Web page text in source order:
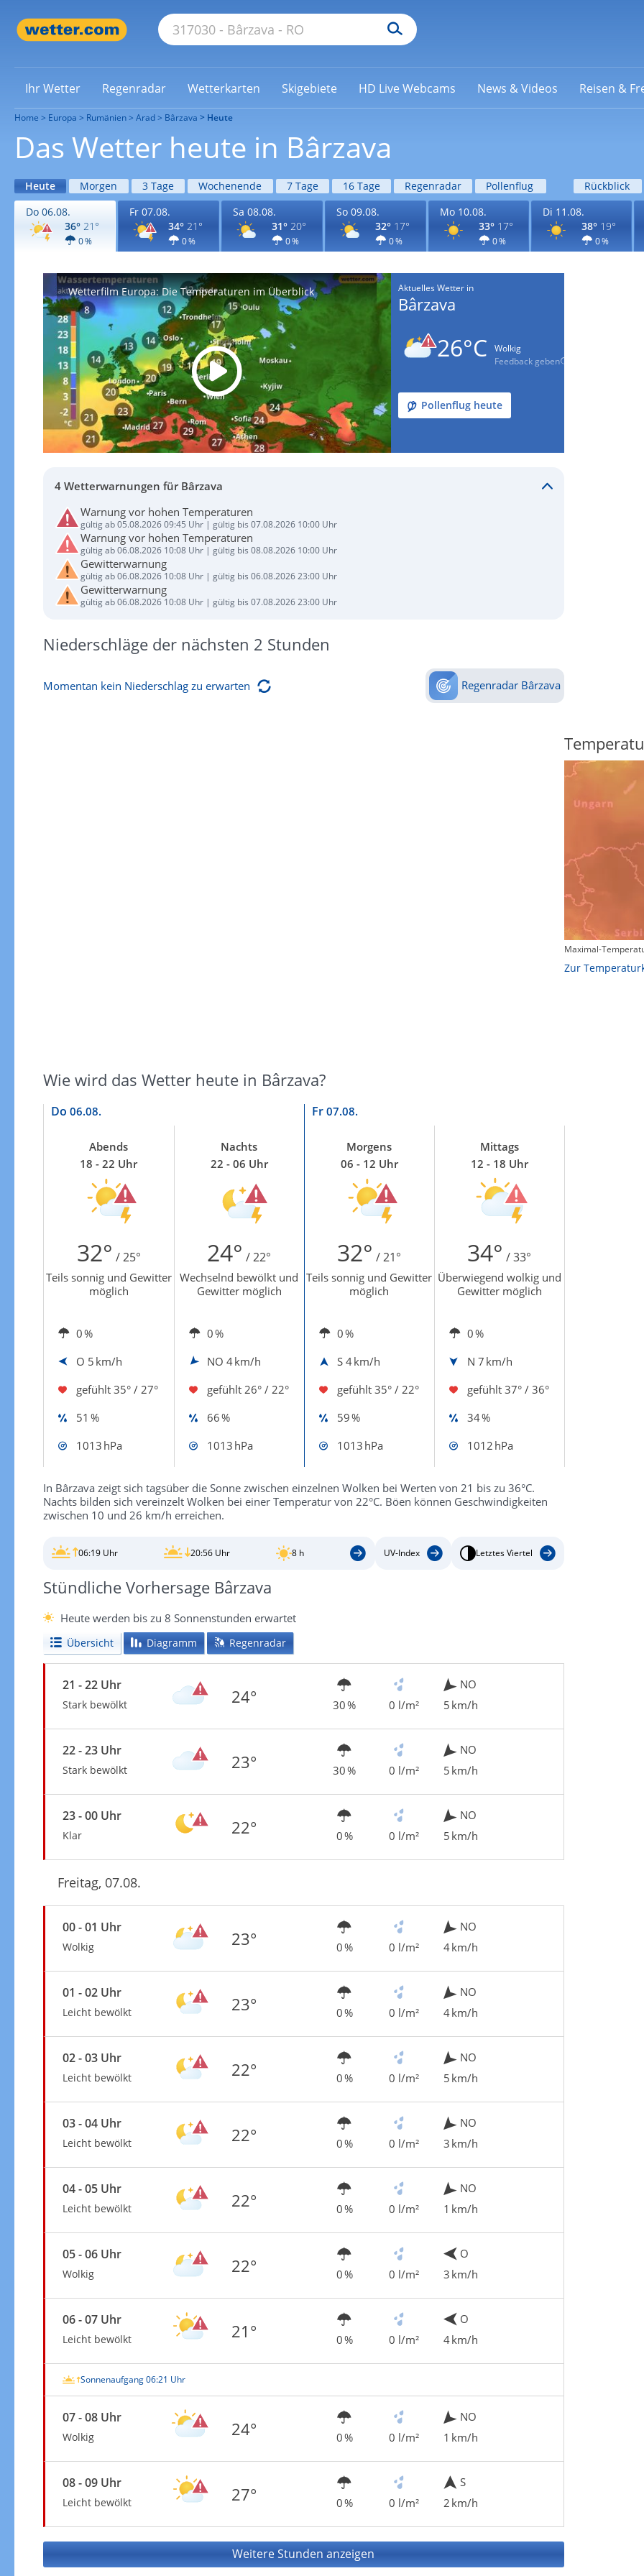
Ihr Wetter Regenradar Wetterkarten Skigebiete HD Live Webcams News & Videos Reisen &
Home Europa Rumänien Arad Bârzava Heute
Das Wetter heute in Bârzava
Heute Morgen 3 Tage Wochenende 7 Tage 16 Tage Regenradar Pollenflug
Rückblick
Do 06.08.
36° 21°
0 %
Fr 07.08.
34° 21°
0 %
Sa 08.08.
31° 20°
0 %
So 09.08.
32° 17°
0 %
Mo 10.08.
33° 17°
0 %
Di 11.08.
38° 19°
0 %
Wetterfilm Europa: Die Temperaturen im Überblick Aktuelles Wetter in
Bârzava
26°C
Wolkig
Feedback geben
Pollenflug heute
4 Wetterwarnungen für Bârzava
Warnung vor hohen Temperaturen
gültig ab 05.08.2026 09:45 Uhr | gültig bis 07.08.2026 10:00 Uhr
Warnung vor hohen Temperaturen
gültig ab 06.08.2026 10:08 Uhr | gültig bis 08.08.2026 10:00 Uhr
Gewitterwarnung
gültig ab 06.08.2026 10:08 Uhr | gültig bis 06.08.2026 23:00 Uhr
Gewitterwarnung
gültig ab 06.08.2026 10:08 Uhr | gültig bis 07.08.2026 23:00 Uhr
Niederschläge der nächsten 2 Stunden
Momentan kein Niederschlag zu erwarten Regenradar Bârzava
Wie wird das Wetter heute in Bârzava?
Do 06.08. Fr 07.08.
Abends
18 - 22 Uhr
Nachts
22 - 06 Uhr
Morgens
06 - 12 Uhr
Mittags
12 - 18 Uhr
32° / 25° 24° / 22° 32° / 21° 34° / 33°
Teils sonnig und Gewitter
möglich
Wechselnd bewölkt und
Gewitter möglich
Teils sonnig und Gewitter
möglich
Überwiegend wolkig und
Gewitter möglich
0 % 0 % 0 %
0 %
O 5 km/h NO 4 km/h S 4 km/h N 7 km/h
gefühlt 35° / 27° gefühlt 26° / 22° gefühlt 35° / 22° gefühlt 37° / 36°
51 %
66 % 59 %
34 %
1013 hPa
1013 hPa 1013 hPa 1012 hPa
In Bârzava zeigt sich tagsüber die Sonne zwischen einzelnen Wolken bei Werten von 21 bis zu 36°C.
Nachts bilden sich vereinzelt Wolken bei einer Temperatur von 22°C. Böen können Geschwindigkeiten
zwischen 10 und 26 km/h erreichen.
06:19 Uhr 20:56 Uhr 8 h UV-Index Letztes Viertel
Stündliche Vorhersage Bârzava
Heute werden bis zu 8 Sonnenstunden erwartet
Übersicht Diagramm Regenradar
21 - 22 Uhr
Stark bewölkt 24° 30 % 0 l/m²
NO
5 km/h
22 - 23 Uhr
Stark bewölkt 23° 30 % 0 l/m²
NO
5 km/h
23 - 00 Uhr
Klar 22° 0 % 0 l/m²
NO
5 km/h
Freitag, 07.08.
00 - 01 Uhr
Wolkig 23° 0 % 0 l/m²
NO
4 km/h
01 - 02 Uhr
Leicht bewölkt 23° 0 % 0 l/m²
NO
4 km/h
02 - 03 Uhr
Leicht bewölkt 22° 0 % 0 l/m²
NO
5 km/h
03 - 04 Uhr
Leicht bewölkt 22° 0 % 0 l/m²
NO
3 km/h
04 - 05 Uhr
Leicht bewölkt 22° 0 % 0 l/m²
NO
1 km/h
05 - 06 Uhr
Wolkig 22° 0 % 0 l/m²
O
3 km/h
06 - 07 Uhr
Leicht bewölkt 21° 0 % 0 l/m²
O
4 km/h
Sonnenaufgang 06:21 Uhr
07 - 08 Uhr
Wolkig 24° 0 % 0 l/m²
NO
1 km/h
08 - 09 Uhr
Leicht bewölkt 27° 0 % 0 l/m²
S
2 km/h
Weitere Stunden anzeigen
Maximal-
Zur